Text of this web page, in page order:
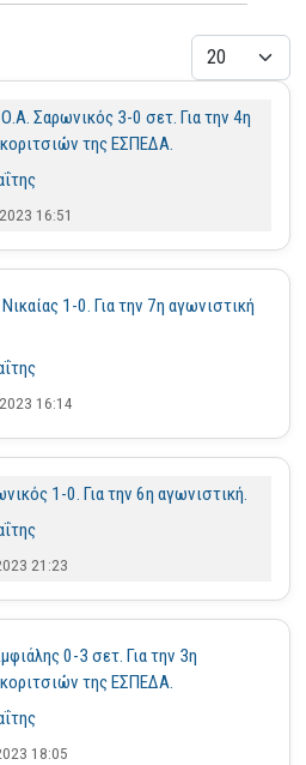
Σαρωνικός 3-0 σετ. Για την 4η
της ΕΣΠΕΔΑ.
16:51
1-0. Για την 7η αγωνιστική
16:14
1-0. Για την 6η αγωνιστική.
21:23
0-3 σετ. Για την 3η
της ΕΣΠΕΔΑ.
18:05